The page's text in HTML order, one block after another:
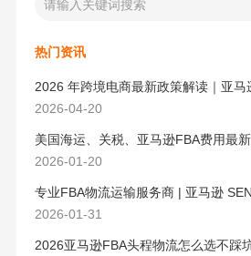
热门资讯
2026-04-20
2026-01-20
2026-01-31